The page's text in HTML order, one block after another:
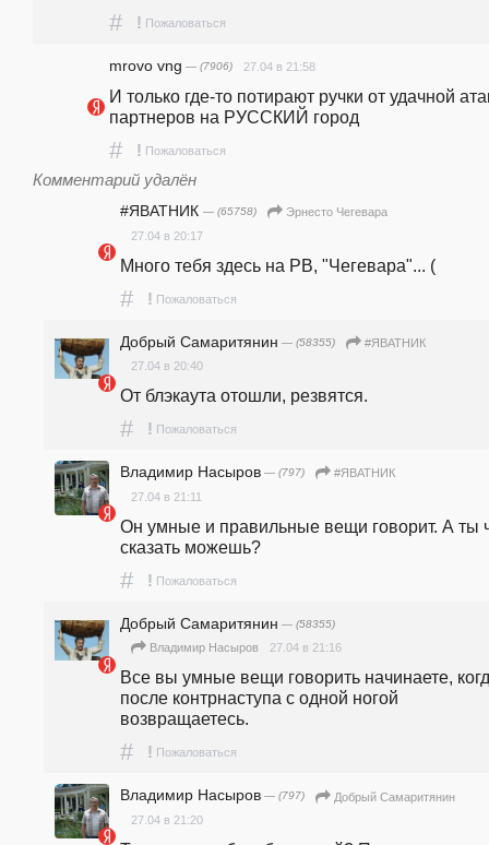
# ! Пожаловаться
mrovo vng — (7906) 27.04 в 21:58
И только где-то потирают ручки от удачной
партнеров на РУССКИЙ город
# ! Пожаловаться
Комментарий удалён
#ЯВАТНИК — (65758)
Эрнесто Чегевара
27.04 в 20:17
Много тебя здесь на РВ, "Чегевара"... (
# ! Пожаловаться
Добрый Самаритянин — (58355)
#ЯВАТНИК
27.04 в 20:40
От блэкаута отошли, резвятся.
# ! Пожаловаться
Владимир Насыров — (797)
#ЯВАТНИК
27.04 в 21:11
Он умные и правильные вещи говорит. А ты
сказать можешь?
# ! Пожаловаться
Добрый Самаритянин — (58355)
Владимир Насыров 27.04 в 21:16
Все вы умные вещи говорить начинаете,
после контрнаступа с одной ногой
возвращаетесь.
# ! Пожаловаться
Владимир Насыров — (797)
Добрый Самаритянин
27.04 в 21:20